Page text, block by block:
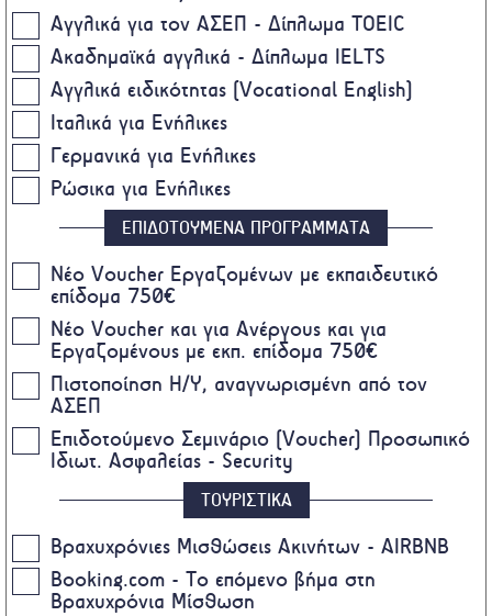
Αγγλικά για τον ΑΣΕΠ - Δίπλωμα TOEIC
Ακαδημαϊκά αγγλικά - Δίπλωμα IELTS
Αγγλικά ειδικότητας (Vocational English)
Ιταλικά για Ενήλικες
Γερμανικά για Ενήλικες
Ρώσικα για Ενήλικες
ΕΠΙΔΟΤΟΥΜΕΝΑ ΠΡΟΓΡΑΜΜΑΤΑ
Nέο Voucher Εργαζομένων με εκπαιδευτικό
επίδομα 750€
Νέο Voucher και για Ανέργους και για
Εργαζομένους με εκπ. επίδομα 750€
Πιστοποίηση Η/Υ, αναγνωρισμένη από τον
ΑΣΕΠ
Επιδοτούμενο Σεμινάριο (Voucher) Προσωπικό
Ιδιωτ. Ασφαλείας - Security
ΤΟΥΡΙΣΤΙΚΑ
Βραχυχρόνιες Μισθώσεις Ακινήτων - AIRBNB
Booking.com - Το επόμενο βήμα στη
Βραχυχρόνια Μίσθωση